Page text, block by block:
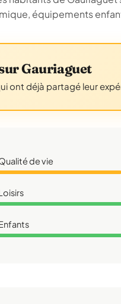
équipements
Gauriaguet
ont déjà partagé leur
de vie